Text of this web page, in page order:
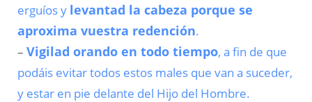
erguíos y levantad la cabeza porque se
aproxima vuestra redención.
– Vigilad orando en todo tiempo, a fin de que
podáis evitar todos estos males que van a suceder,
y estar en pie delante del Hijo del Hombre.